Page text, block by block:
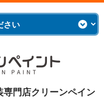
門店クリーンペイン